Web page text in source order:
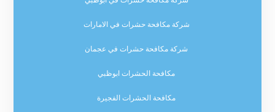
شركة مكافحة حشرات في الامارات
شركة مكافحة حشرات في عجمان
مكافحة الحشرات ابوظبي
مكافحة الحشرات الفجيرة